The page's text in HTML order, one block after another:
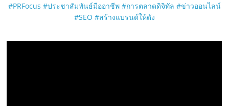
#PRFocus #ประชาสัมพันธ์มืออาชีพ #การตลาดดิจิทัล #ข่าวออนไลน์
#SEO #สร้างแบรนด์ให้ดัง